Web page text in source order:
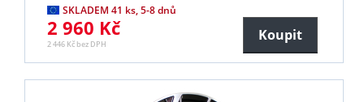
SKLADEM 41 ks, 5-8 dnů
2 960 Kč
2 446 Kč bez DPH
Koupit